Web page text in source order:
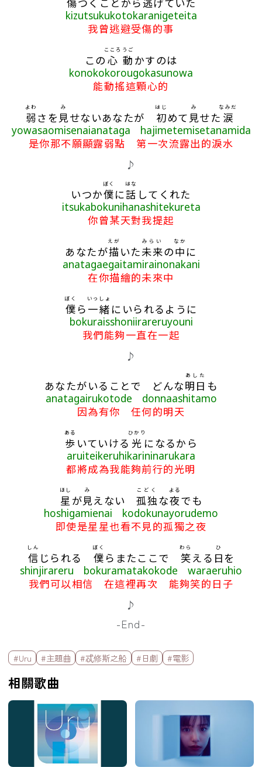
kizutsukukotokaranigeteita
我曾逃避受傷的事
この 心
こころ
動
うご
かすのは
konokokorougokasunowa
能動搖這顆心的
弱
よわ
さを 見
み
せないあなたが 初
はじ
めて 見
み
せた 涙
なみだ
yowasaomisenaianataga hajimetemisetanamida
是你那不願顯露弱點 第一次流露出的淚水
♪
いつか僕
ぼく
に話
はな
してくれた
itsukabokunihanashitekureta
你曾某天對我提起
あなたが描
えが
いた未来
みらい
の中
なか
に
anatagaegaitamirainonakani
在你描繪的未來中
僕
ぼく
ら 一緒
いっしょ
にいられるように
bokuraisshoniirareruyouni
我們能夠一直在一起
♪
あなたがいることで どんな明日
あした
も
anatagairukotode donnaashitamo
因為有你 任何的明天
歩
ある
いていける 光
ひかり
になるから
aruiteikeruhikarininarukara
都將成為我能夠前行的光明
星
ほし
が見
み
えない孤独
こどく
な夜
よる
でも
hoshigamienai kodokunayorudemo
即使是星星也看不見的孤獨之夜
信
しん
じられる 僕
ぼく
らまたここで 笑
わら
える 日
ひ
を
shinjirareru bokuramatakokode waraeruhio
我們可以相信 在這裡再次 能夠笑的日子
♪
-End-
標籤欄
#Uru #主題曲 #忒修斯之船 #日劇 #電影
相關歌曲